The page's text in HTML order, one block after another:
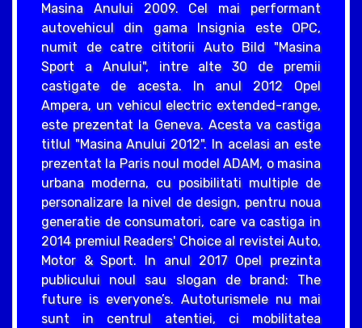
Masina Anului 2009. Cel mai performant
autovehicul din gama Insignia este OPC,
numit de catre cititorii Auto Bild "Masina
Sport a Anului", intre alte 30 de premii
castigate de acesta. In anul 2012 Opel
Ampera, un vehicul electric extended-range,
este prezentat la Geneva. Acesta va castiga
titlul "Masina Anului 2012". In acelasi an este
prezentat la Paris noul model ADAM, o masina
urbana moderna, cu posibilitati multiple de
personalizare la nivel de design, pentru noua
generatie de consumatori, care va castiga in
2014 premiul Readers' Choice al revistei Auto,
Motor & Sport. In anul 2017 Opel prezinta
publicului noul sau slogan de brand: The
future is everyone’s. Autoturismele nu mai
sunt in centrul atentiei, ci mobilitatea